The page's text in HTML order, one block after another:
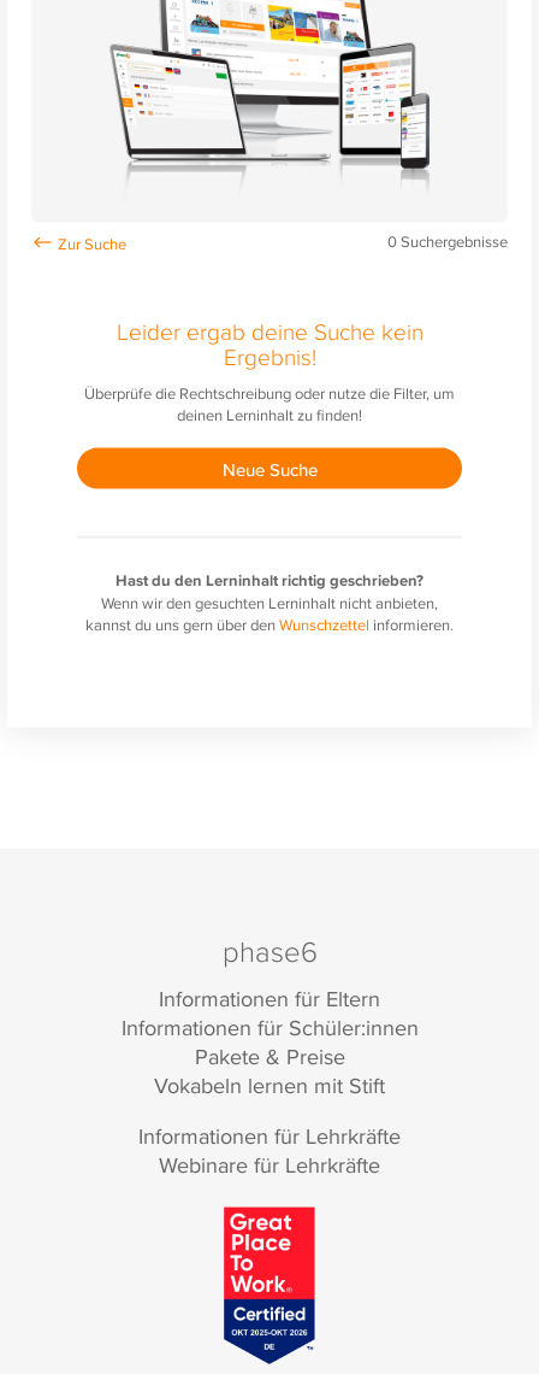
0Suchergebnisse
Leider ergab deine Suche kein
Ergebnis!
Überprüfe die Rechtschreibung oder nutze die Filter, um
deinen Lerninhalt zu finden!
Neue Suche
Hast du den Lerninhalt richtig geschrieben?
Wenn wir den gesuchten Lerninhalt nicht anbieten,
kannst du uns gern über denWunschzettel informieren.
phase6
Informationen für Eltern
Informationen für Schüler:innen
Pakete & Preise
Vokabeln lernen mit Stift
Informationen für Lehrkräfte
Webinare für Lehrkräfte